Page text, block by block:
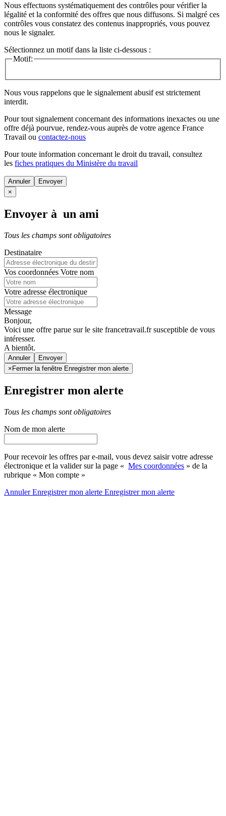
Nous effectuons systématiquement des contrôles pour vérifier la
légalité et la conformité des offres que nous diffusons. Si malgré ces
contrôles vous constatez des contenus inappropriés, vous pouvez
nous le signaler.
Sélectionnez un motif dans la liste ci-dessous :
Motif:
Nous vous rappelons que le signalement abusif est strictement
interdit.
Pour tout signalement concernant des informations inexactes ou une
offre déjà pourvue, rendez-vous auprès de votre agence France
Travail ou contactez-nous
Pour toute information concernant le droit du travail, consultez
les fiches pratiques du Ministère du travail
Annuler
×
Envoyer à un ami
Tous les champs sont obligatoires
Destinataire
Vos coordonnées Votre nom
Votre adresse électronique
Message
Bonjour,
Voici une offre parue sur le site francetravail.fr susceptible de vous
intéresser.
A bientôt.
Annuler
× Fermer la fenêtre Enregistrer mon alerte
Enregistrer mon alerte
Tous les champs sont obligatoires
Nom de mon alerte
Pour recevoir les offres par e-mail, vous devez saisir votre adresse
électronique et la valider sur la page « Mes coordonnées » de la
rubrique « Mon compte »
AnnulerEnregistrer mon alerte Enregistrermon alerte